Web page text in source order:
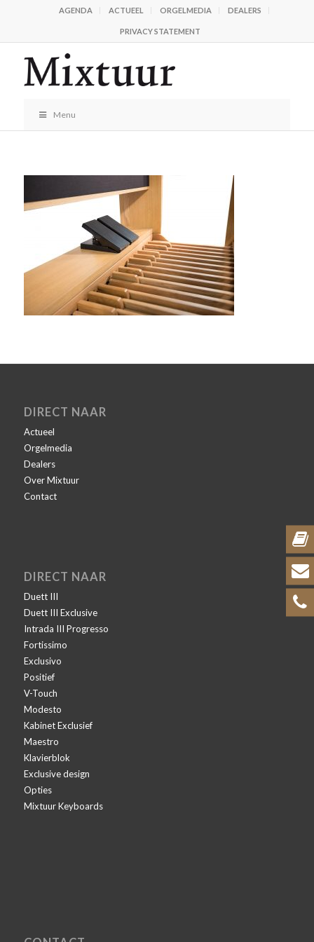
AGENDA ACTUEEL ORGELMEDIA DEALERS
PRIVACY STATEMENT
Menu
DIRECT NAAR
Actueel
Orgelmedia
Dealers
Over Mixtuur
Contact
DIRECT NAAR
Duett III
Duett III Exclusive
Intrada III Progresso
Fortissimo
Exclusivo
Positief
V-Touch
Modesto
Kabinet Exclusief
Maestro
Klavierblok
Exclusive design
Opties
Mixtuur Keyboards